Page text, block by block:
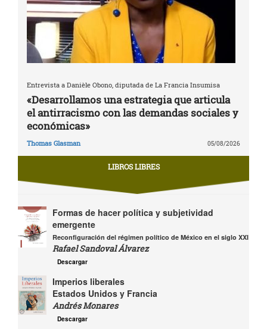
Entrevista a Danièle Obono, diputada de La Francia Insumisa
«Desarrollamos una estrategia que articula
el antirracismo con las demandas sociales y
económicas»
Thomas Glasman 05/08/2026
LIBROS LIBRES
Formas de hacer política y subjetividad
emergente
Reconfiguración del régimen político de México en el siglo XXI
Rafael Sandoval Álvarez
Descargar
Imperios liberales
Estados Unidos y Francia
Andrés Monares
Descargar